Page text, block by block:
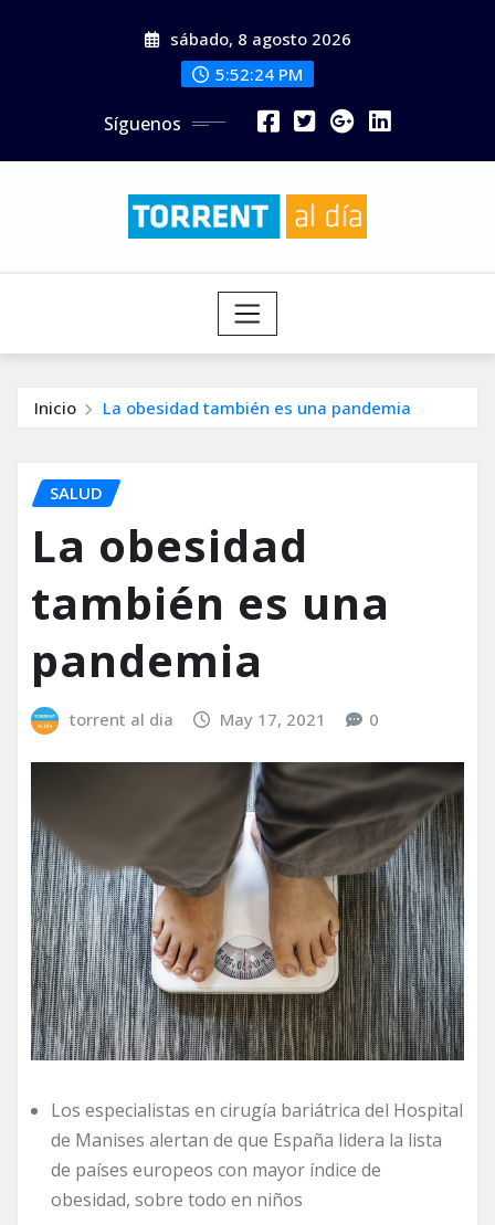
sábado, 8 agosto 2026
5:52:26 PM
Síguenos
Inicio La obesidad también es una pandemia
SALUD
La obesidad
también es una
pandemia
torrent al dia May 17, 2021 0
Los especialistas en cirugía bariátrica del Hospital
de Manises alertan de que España lidera la lista
de países europeos con mayor índice de
obesidad, sobre todo en niños